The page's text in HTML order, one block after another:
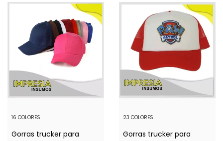
16 COLORES
Gorras trucker para
23 COLORES
Gorras trucker para